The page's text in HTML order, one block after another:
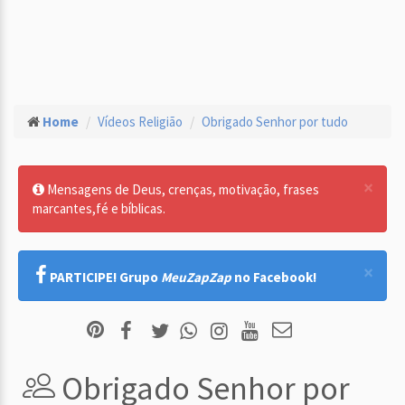
Home Vídeos Religião Obrigado Senhor por tudo
×
Mensagens de Deus, crenças, motivação, frases
marcantes,fé e bíblicas.
×
PARTICIPE! Grupo MeuZapZap no Facebook!
Obrigado Senhor por